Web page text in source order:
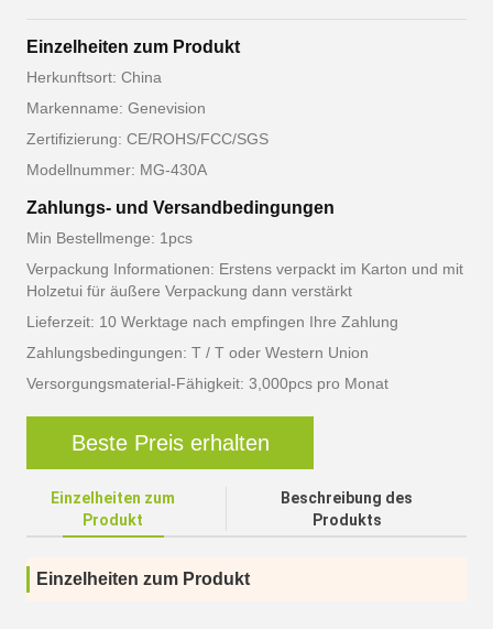
Einzelheiten zum Produkt
Herkunftsort: China
Markenname: Genevision
Zertifizierung: CE/ROHS/FCC/SGS
Modellnummer: MG-430A
Zahlungs- und Versandbedingungen
Min Bestellmenge: 1pcs
Verpackung Informationen: Erstens verpackt im Karton und mit
Holzetui für äußere Verpackung dann verstärkt
Lieferzeit: 10 Werktage nach empfingen Ihre Zahlung
Zahlungsbedingungen: T / T oder Western Union
Versorgungsmaterial-Fähigkeit: 3,000pcs pro Monat
Beste Preis erhalten
Einzelheiten zum
Produkt
Beschreibung des
Produkts
Einzelheiten zum Produkt